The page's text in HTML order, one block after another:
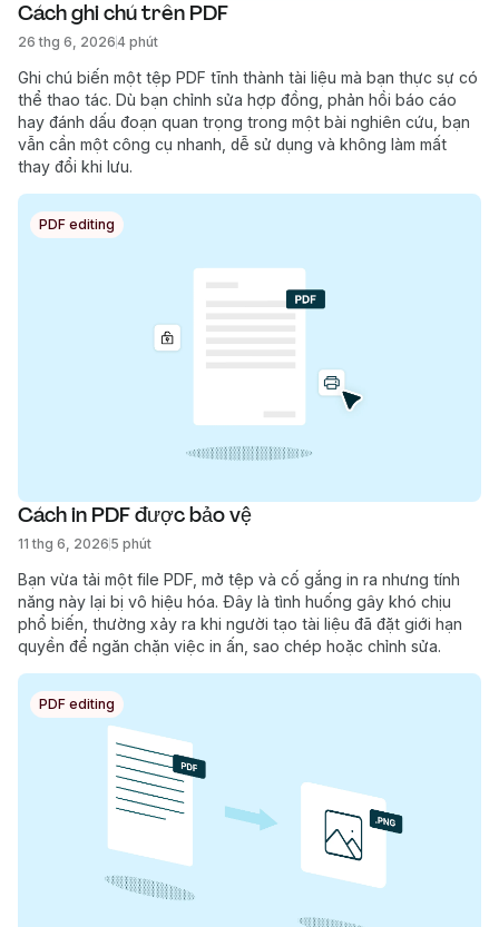
Cách ghi chú trên PDF
26 thg 6, 20264 phút
Ghi chú biến một tệp PDF tĩnh thành tài liệu mà bạn thực sự có
thể thao tác. Dù bạn chỉnh sửa hợp đồng, phản hồi báo cáo
hay đánh dấu đoạn quan trọng trong một bài nghiên cứu, bạn
vẫn cần một công cụ nhanh, dễ sử dụng và không làm mất
thay đổi khi lưu.
PDF editing
Cách in PDF được bảo vệ
11 thg 6, 2026 5 phút
Bạn vừa tải một file PDF, mở tệp và cố gắng in ra nhưng tính
năng này lại bị vô hiệu hóa. Đây là tình huống gây khó chịu
phổ biến, thường xảy ra khi người tạo tài liệu đã đặt giới hạn
quyền để ngăn chặn việc in ấn, sao chép hoặc chỉnh sửa.
PDF editing